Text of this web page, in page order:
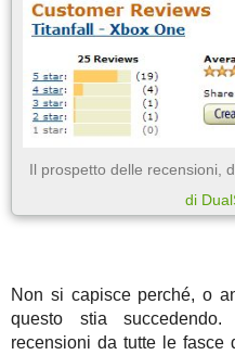
Il prospetto delle recensioni,
di
Non si capisce perché, o
questo stia succedendo.
recensioni da tutte le fasce